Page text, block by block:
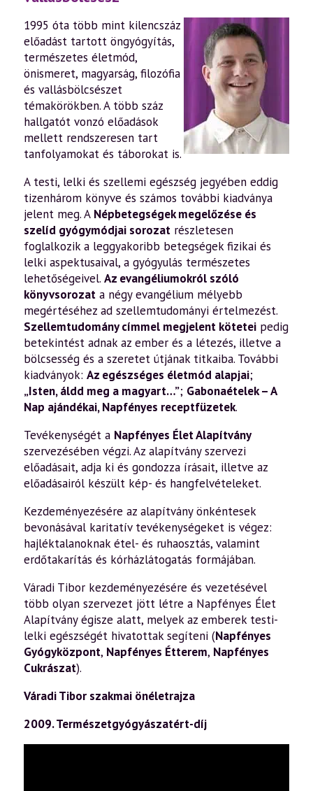
1995 óta több mint kilencszáz
előadást tartott öngyógyítás,
természetes életmód,
önismeret, magyarság, filozófia
és vallásbölcsészet
témakörökben. A több száz
hallgatót vonzó előadások
mellett rendszeresen tart
tanfolyamokat és táborokat is.
A testi, lelki és szellemi egészség jegyében eddig
tizenhárom könyve és számos további kiadványa
jelent meg. A Népbetegségek megelőzése és
szelíd gyógymódjai sorozat részletesen
foglalkozik a leggyakoribb betegségek fizikai és
lelki aspektusaival, a gyógyulás természetes
lehetőségeivel. Az evangéliumokról szóló
könyvsorozat a négy evangélium mélyebb
megértéséhez ad szellemtudományi értelmezést.
Szellemtudomány címmel megjelent kötetei pedig
betekintést adnak az ember és a létezés, illetve a
bölcsesség és a szeretet útjának titkaiba. További
kiadványok: Az egészséges életmód alapjai;
„Isten, áldd meg a magyart…”; Gabonaételek – A
Nap ajándékai,Napfényes receptfüzetek.
Tevékenységét a Napfényes Élet Alapítvány
szervezésében végzi. Az alapítvány szervezi
előadásait, adja ki és gondozza írásait, illetve az
előadásairól készült kép- és hangfelvételeket.
Kezdeményezésére az alapítvány önkéntesek
bevonásával karitatív tevékenységeket is végez:
hajléktalanoknak étel- és ruhaosztás, valamint
erdőtakarítás és kórházlátogatás formájában.
Váradi Tibor kezdeményezésére és vezetésével
több olyan szervezet jött létre a Napfényes Élet
Alapítvány égisze alatt, melyek az emberek testi-
lelki egészségét hivatottak segíteni (Napfényes
Gyógyközpont, Napfényes Étterem, Napfényes
Cukrászat).
Váradi Tibor szakmai önéletrajza
2009. Természetgyógyászatért-díj